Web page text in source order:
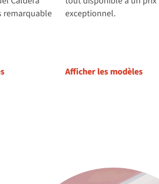
remarquable
exceptionnel.
Afficher les modèles